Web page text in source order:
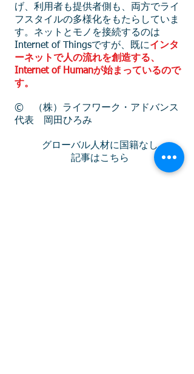
げ、利用者も提供者側も、両方でライ
フスタイルの多様化をもたらしていま
す。ネットとモノを接続するのは
Internet of Thingsですが、既にインタ
ーネットで人の流れを創造する、
Internet of Humanが始まっているので
す。
© （株）ライフワーク・アドバンス
代表 岡田ひろみ
グローバル人材に国籍なし
記事はこちら